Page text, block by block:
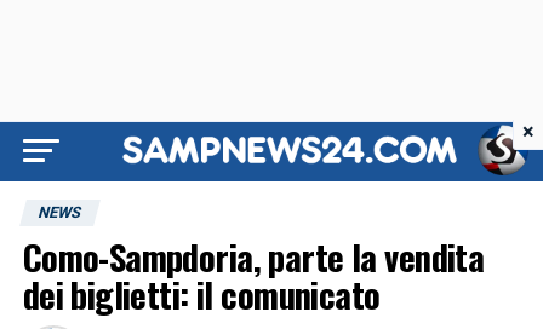
NEWS
Como-Sampdoria, parte la vendita
dei biglietti: il comunicato
×